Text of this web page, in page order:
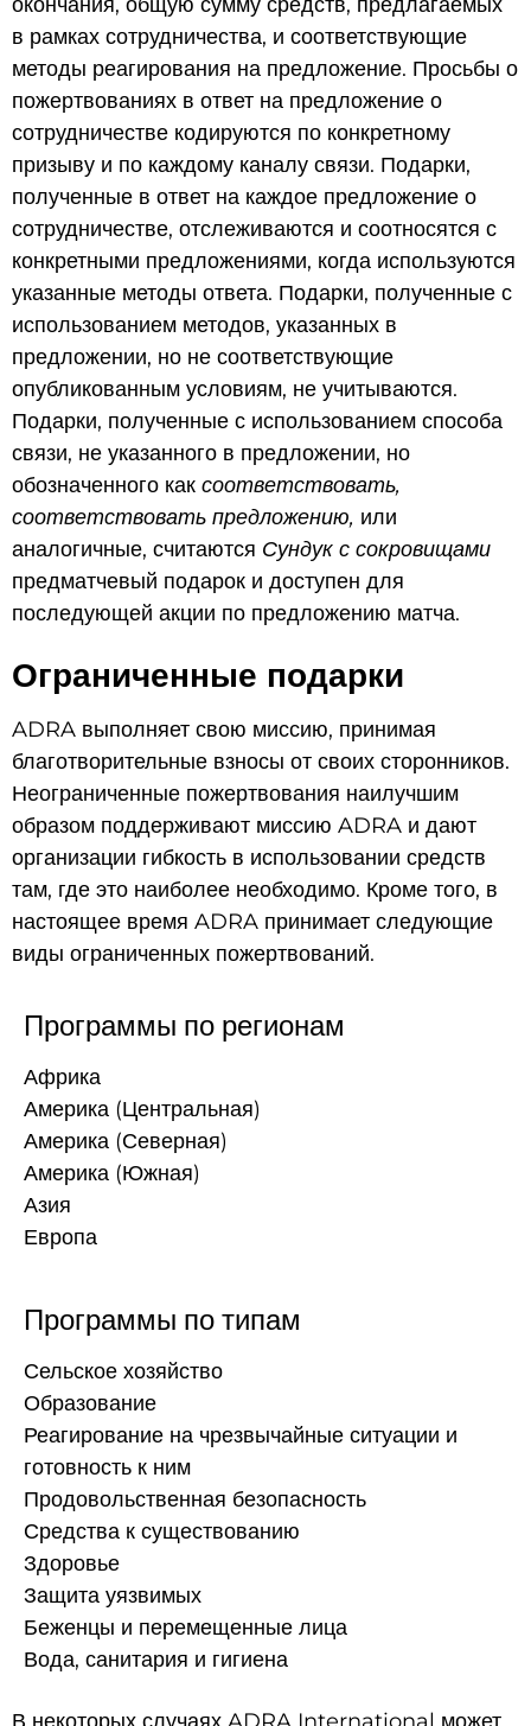
в рамках сотрудничества, и соответствующие
методы реагирования на предложение. Просьбы о
пожертвованиях в ответ на предложение о
сотрудничестве кодируются по конкретному
призыву и по каждому каналу связи. Подарки,
полученные в ответ на каждое предложение о
сотрудничестве, отслеживаются и соотносятся с
конкретными предложениями, когда используются
указанные методы ответа. Подарки, полученные с
использованием методов, указанных в
предложении, но не соответствующие
опубликованным условиям, не учитываются.
Подарки, полученные с использованием способа
связи, не указанного в предложении, но
обозначенного как соответствовать,
соответствовать предложению, или
аналогичные, считаются Сундук с сокровищами
предматчевый подарок и доступен для
последующей акции по предложению матча.
Ограниченные подарки
ADRA выполняет свою миссию, принимая
благотворительные взносы от своих сторонников.
Неограниченные пожертвования наилучшим
образом поддерживают миссию ADRA и дают
организации гибкость в использовании средств
там, где это наиболее необходимо. Кроме того, в
настоящее время ADRA принимает следующие
виды ограниченных пожертвований.
Программы по регионам
Африка
Америка (Центральная)
Америка (Северная)
Америка (Южная)
Азия
Европа
Программы по типам
Сельское хозяйство
Образование
Реагирование на чрезвычайные ситуации и
готовность к ним
Продовольственная безопасность
Средства к существованию
Здоровье
Защита уязвимых
Беженцы и перемещенные лица
Вода, санитария и гигиена
В некоторых случаях ADRA International может